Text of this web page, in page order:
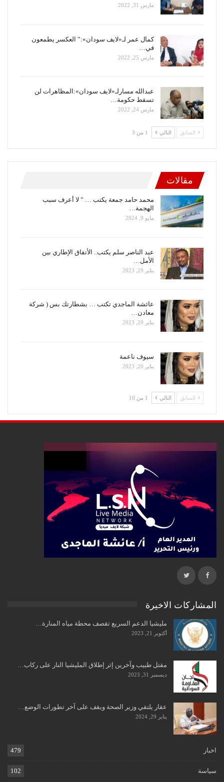
مارس 31, 2022
كمال عمر لـ«لايف سودان»:” العكسر يطمعون
في…
مارس 25, 2022
عبدالله مسارلـ«لايف سودان»:المظاهرات لن
تسقط حكومة…
مارس 24, 2022
السابق التالي 1 من 3
مقالات
محمد حامد جمعة يكتب … ” لا أعرف سبب
الهجمة…
مايو 9, 2024
عبد الناصر سلم يكتب.. الأتفاق الإطاري بين
الأمل…
يناير 29, 2023
عائشة الماجدي تكتب … بشطارتك بس ( شركة
معادن…
يناير 29, 2023
سيوف ناعمة
يناير 20, 2023
السابق التالي 1 من 10
المشاركات الاخيرة
مليشيا الدعم السريع تقصف محطة مياه المنارة…
أكتوبر 21, 2023
مقتل طبيب وآخرين إثر إطلاق المليشيا النار على ركاب…
ديسمبر 31, 2023
عقار يلتقي وزير الصحة ويقف على آخر تطورات الوضع…
يناير 29, 2024
اخبار 479
سياسة 102